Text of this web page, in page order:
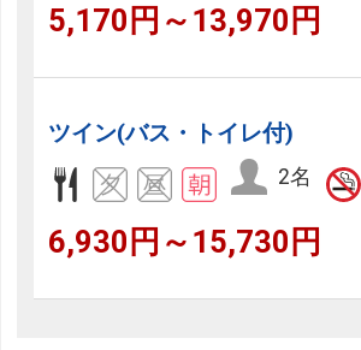
5,170円～13,970円
ツイン(バス・トイレ付)
2名
6,930円～15,730円